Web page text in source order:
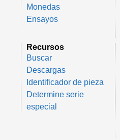
Monedas
Ensayos
Recursos
Buscar
Descargas
Identificador de pieza
Determine serie
especial